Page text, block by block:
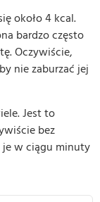
około 4 kcal.
bardzo często
Oczywiście,
nie zaburzać jej
Jest to
bez
je w ciągu minuty